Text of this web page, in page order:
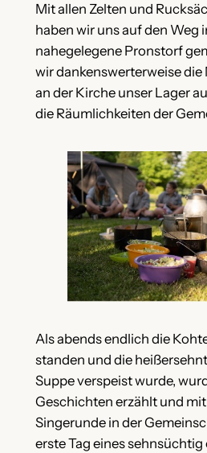
Mit allen Zelten und
haben wir uns auf den Weg
nahegelegene Pronstorf
wir dankenswerterweise
an der Kirche unser Lager
die Räumlichkeiten der
Als abends endlich die
standen und die
Suppe verspeist wurde,
Geschichten erzählt und
Singerunde in der
erste Tag eines